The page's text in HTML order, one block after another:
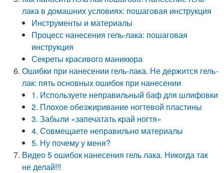
лака в домашних условиях: пошаговая инструкция
Инструменты и материалы
Процесс нанесения гель-лака: пошаговая
инструкция
Секреты красивого маникюра
Ошибки при нанесении гель-лака. Не держится гель-
лак: пять основных ошибок при нанесении
1. Используете неправильный баф для шлифовки
2. Плохое обезжиривание ногтевой пластины
3. Забыли «запечатать край ногтя»
4. Совмещаете неправильно материалы
5. Ну почему у меня?
Видео 5 ошибок нанесения гель лака. Никогда так
не делай!!!